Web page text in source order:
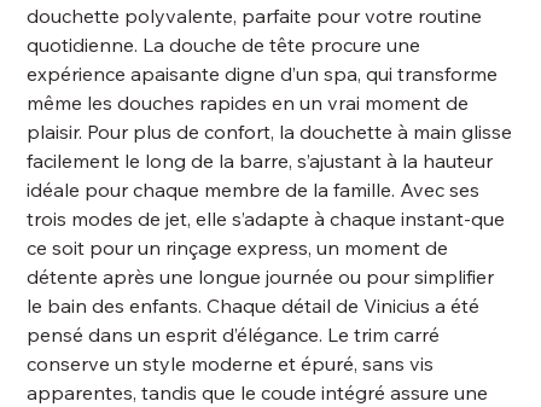
douchette polyvalente, parfaite pour votre routine
quotidienne. La douche de tête procure une
expérience apaisante digne d’un spa, qui transforme
même les douches rapides en un vrai moment de
plaisir. Pour plus de confort, la douchette à main glisse
facilement le long de la barre, s’ajustant à la hauteur
idéale pour chaque membre de la famille. Avec ses
trois modes de jet, elle s’adapte à chaque instant-que
ce soit pour un rinçage express, un moment de
détente après une longue journée ou pour simplifier
le bain des enfants. Chaque détail de Vinicius a été
pensé dans un esprit d’élégance. Le trim carré
conserve un style moderne et épuré, sans vis
apparentes, tandis que le coude intégré assure une